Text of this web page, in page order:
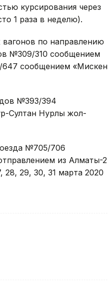
курсирования через
1 раза в неделю).
вагонов по направлению
№309/310 сообщением
647 сообщением «Мискен
№393/394
Султан Нурлы жол-
№705/706
из Алматы-2
28, 29, 30, 31 марта 2020